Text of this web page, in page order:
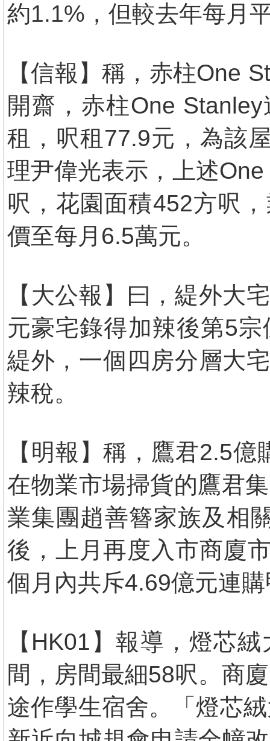
約1.1%，但較去年每月
【信報】稱，赤柱One
開齋，赤柱One
租，呎租77.9元，為該
理尹偉光表示，上述
呎，花園面積452方呎
價至每月6.5萬元。
【大公報】曰，緹外大
元豪宅錄得加辣後第5
緹外，一個四房分層大
辣稅。
【明報】稱，鷹君2.5
在物業市場掃貨的鷹君
業集團趙善簪家族及相
後，上月再度入市商廈
個月內共斥4.69億元連
【HK01】報導，燈芯
間，房間最細58呎。商
途作學生宿舍。「燈芯